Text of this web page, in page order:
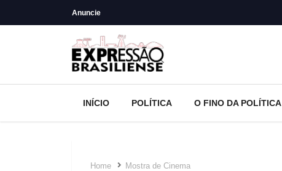
Anuncie
INÍCIO POLÍTICA O FINO DA POLÍTICA
Home Mostra de Cinema